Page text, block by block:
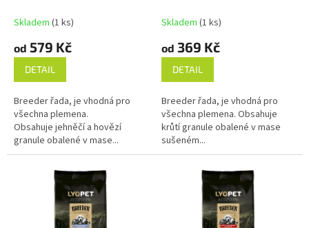
Skladem (1 ks)
od 579 Kč
DETAIL
Breeder řada, je vhodná pro
všechna plemena.
Obsahuje jehněčí a hovězí
granule obalené v mase...
Skladem (1 ks)
od 369 Kč
DETAIL
Breeder řada, je vhodná pro
všechna plemena. Obsahuje
krůtí granule obalené v mase
sušeném...